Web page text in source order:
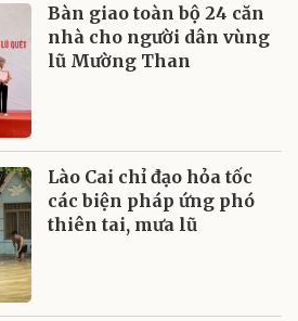
Bàn giao toàn bộ 24 căn
nhà cho người dân vùng
lũ Mường Than
Lào Cai chỉ đạo hỏa tốc
các biện pháp ứng phó
thiên tai, mưa lũ